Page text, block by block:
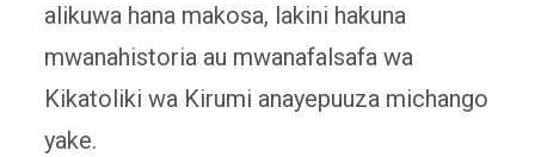
alikuwa hana makosa, lakini hakuna
mwanahistoria au mwanafalsafa wa
Kikatoliki wa Kirumi anayepuuza michango
yake.